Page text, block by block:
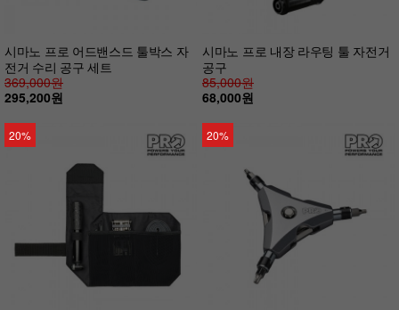
시마노 프로 어드밴스드 툴박스 자
전거 수리 공구 세트
369,000원
295,200원
시마노 프로 내장 라우팅 툴 자전거
공구
85,000원
68,000원
20% 20%